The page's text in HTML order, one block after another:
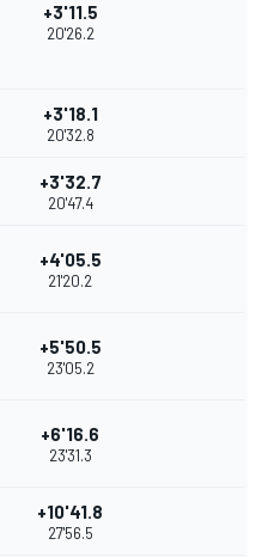
+3'11.5
20'26.2
+3'18.1
20'32.8
+3'32.7
20'47.4
+4'05.5
21'20.2
+5'50.5
23'05.2
+6'16.6
23'31.3
+10'41.8
27'56.5